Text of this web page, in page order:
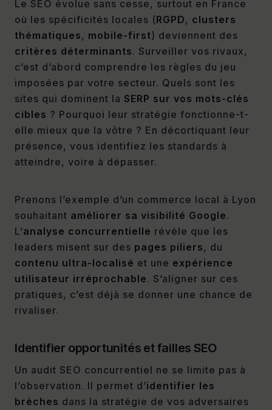
Le SEO évolue sans cesse, surtout en France
où les spécificités locales (RGPD, clusters
thématiques, mobile-first) deviennent des
critères déterminants. Surveiller vos rivaux,
c’est d’abord comprendre les règles du jeu
imposées par votre secteur. Quels sont les
sites qui dominent la SERP sur vos mots-clés
cibles ? Pourquoi leur stratégie fonctionne-t-
elle mieux que la vôtre ? En décortiquant leur
présence, vous identifiez les standards à
atteindre, voire à dépasser.
Prenons l’exemple d’un commerce local à Lyon
souhaitant améliorer sa visibilité Google.
L’analyse concurrentielle révèle que les
leaders misent sur des pages piliers, du
contenu ultra-localisé et une expérience
utilisateur irréprochable. S’aligner sur ces
pratiques, c’est déjà se donner une chance de
rivaliser.
Identifier opportunités et failles SEO
Un audit SEO concurrentiel ne se limite pas à
l’observation. Il permet d’identifier les
brèches dans la stratégie de vos adversaires